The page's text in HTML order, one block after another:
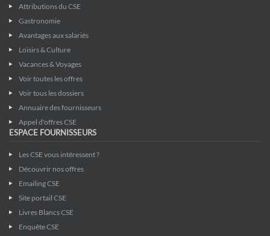
Attributions du CSE
Gastronomie
Avantages aux salariés
Loisirs & Culture
Vacances & Voyages
Voir toutes les offres
Voir tous les dossiers
Annuaire des fournisseurs
Appel d'offres CSE
ESPACE FOURNISSEURS
Les CSE vous intéressent ?
Découvrir nos offres
Emailing CSE
Site portail CSE
Livres Blancs CSE
Enquête CSE